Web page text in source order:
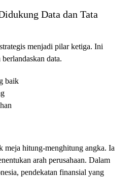
Data dan Tata
menjadi pilar ketiga. Ini
data.
baik
hitung-menghitung angka. Ia
arah perusahaan. Dalam
pendekatan finansial yang